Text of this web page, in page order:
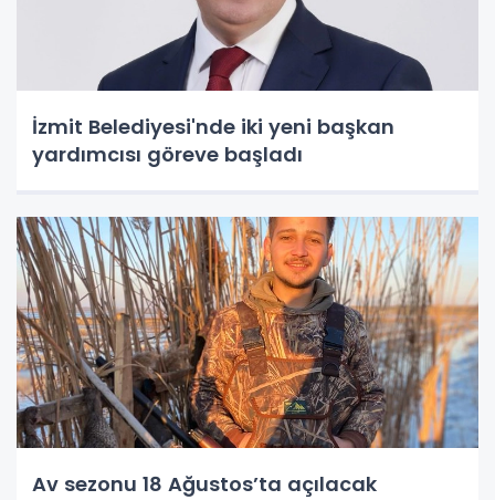
İzmit Belediyesi'nde iki yeni başkan
yardımcısı göreve başladı
Av sezonu 18 Ağustos’ta açılacak